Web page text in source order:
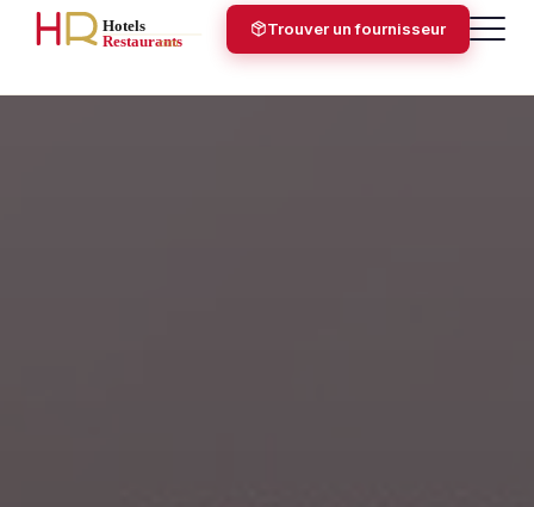
Trouver un fournisseur